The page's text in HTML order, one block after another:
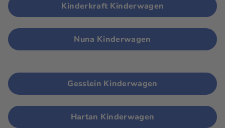
Kinderkraft Kinderwagen
Nuna Kinderwagen
Gesslein Kinderwagen
Hartan Kinderwagen